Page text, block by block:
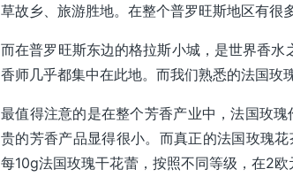
草故乡、旅游胜地。在整个普罗旺斯地区有很
而在普罗旺斯东边的格拉斯小城，是世界香
香师几乎都集中在此地。而我们熟悉的法国玫
最值得注意的是在整个芳香产业中，法国玫
贵的芳香产品显得很小。而真正的法国玫瑰
每10g法国玫瑰干花蕾，按照不同等级，在2